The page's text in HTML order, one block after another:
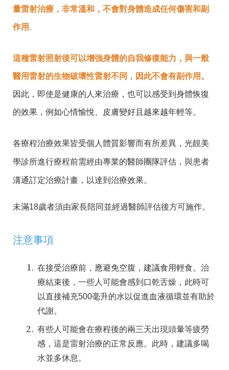
量雷射治療，非常溫和，不會對身體造成任何傷害和副
作用 。
這種雷射照射後可以增強身體的自我修復能力，與一般
醫用雷射的生物破壞性雷射不同，因此不會有副作用。
因此，即使是健康的人來治療，也可以感受到身體恢復
的效果，例如心情愉悅、皮膚變好且越來越年輕等。
各療程治療效果皆受個人體質影響而有所差異，光靚美
學診所進行療程前需經由專業的醫師團隊評估，與患者
溝通訂定治療計畫，以達到治療效果。
未滿18歲者須由家長陪同並經過醫師評估後方可施作。
注意事項
在接受治療前，應避免空腹，建議食用輕食。治
療結束後，一些人可能會感到口乾舌燥，此時可
以直接補充500毫升的水以促進血液循環並有助於
代謝。
有些人可能會在療程後的兩三天出現頭暈等疲勞
感，這是雷射治療的正常反應。此時，建議多喝
水並多休息。